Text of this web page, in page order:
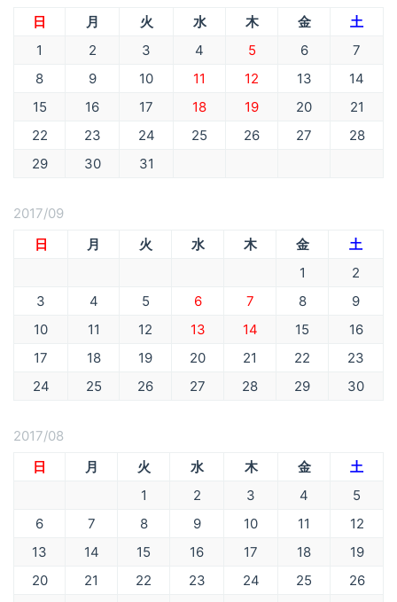
日
月 火 水 木 金
土
1
2 3 4 5 6
7
8
9 10 11 12 13
14
15
16 17 18 19 20
21
22
23 24 25 26 27
28
29
30 31
2017/09
日
月 火 水 木 金
土
1
2
3
4 5 6 7 8
9
10
11 12 13 14 15
16
17
18 19 20 21 22
23
24
25 26 27 28 29 30
2017/08
日
月 火 水 木 金
土
1
2 3 4
5
6
7 8 9 10 11
12
13
14 15 16 17 18
19
20
21 22 23 24 25
26